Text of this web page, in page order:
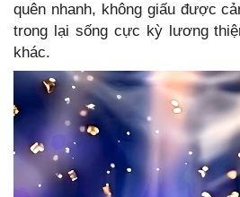
quên nhanh, không giấu được
trong lại sống cực kỳ lương
khác.